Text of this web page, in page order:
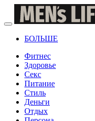
БОЛЬШЕ
Фитнес
Здоровье
Секс
Питание
Стиль
Деньги
Отдых